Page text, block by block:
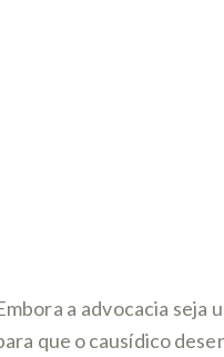
a advocacia seja
que o causídico